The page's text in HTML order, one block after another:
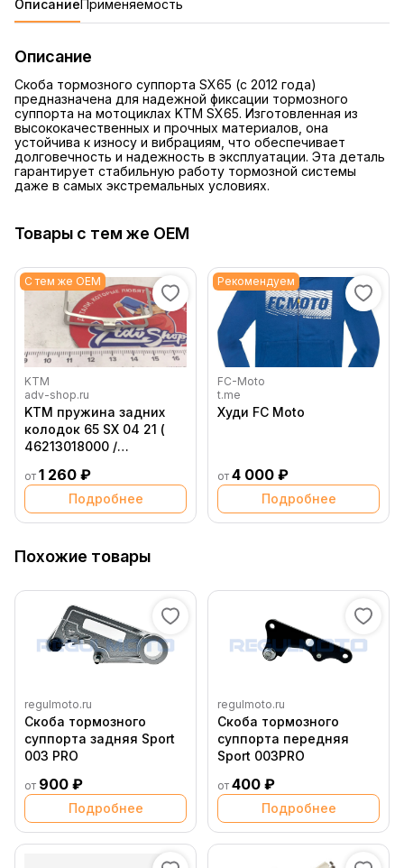
ОписаниеПрименяемость
Описание
Скоба тормозного суппорта SX65 (с 2012 года)
предназначена для надежной фиксации тормозного
суппорта на мотоциклах KTM SX65. Изготовленная из
высококачественных и прочных материалов, она
устойчива к износу и вибрациям, что обеспечивает
долговечность и надежность в эксплуатации. Эта деталь
гарантирует стабильную работу тормозной системы
даже в самых экстремальных условиях.
Товары с тем же OEM
С тем же OEM
KTM
adv-shop.ru
KTM пружина задних
колодок 65 SX 04 21 (
46213018000 /
47013118000 /
8000H7133 )
от 1 260 ₽
Подробнее
Рекомендуем
FC-Moto
t.me
Худи FC Moto
от 4 000 ₽
Подробнее
Похожие товары
regulmoto.ru
Скоба тормозного
суппорта задняя Sport
003 PRO
от 900 ₽
Подробнее
regulmoto.ru
Скоба тормозного
суппорта передняя
Sport 003PRO
от 400 ₽
Подробнее